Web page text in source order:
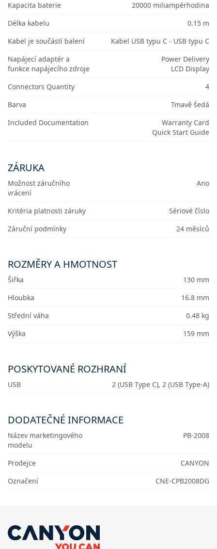
Kapacita baterie
20000 miliampérhodina
Délka kabelu
0.15 m
Kabel je součástí balení
Kabel USB typu C - USB typu C
Napájecí adaptér a
funkce napájecího zdroje
Power Delivery
LCD Display
Connectors Quantity
4
Barva
Tmavě šedá
Included Documentation
Warranty Card
Quick Start Guide
ZÁRUKA
Možnost záručního
vrácení
Ano
Kritéria platnosti záruky
Sériové číslo
Záruční podmínky
24 měsíců
ROZMĚRY A HMOTNOST
Šiřka
130 mm
Hloubka
16.8 mm
Střední váha
0.48 kg
Výška
159 mm
POSKYTOVANÉ ROZHRANÍ
USB 2 (USB Type C), 2 (USB Type-A)
DODATEČNÉ INFORMACE
Název marketingového
modelu
PB-2008
Prodejce
CANYON
Označení
CNE-CPB2008DG